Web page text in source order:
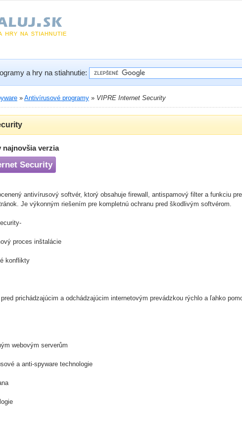
a hry na stiahnutie:
» Antivírusové programy » VIPRE Internet Security
najnovšia verzia
Security
antivírusový softvér, ktorý obsahuje firewall, antispamový filter a funkciu pre
Je výkonným riešením pre kompletnú ochranu pred škodlivým softvérom.
proces inštalácie
​​konflikty
prichádzajúcim a odchádzajúcim internetovým prevádzkou rýchlo a ľahko
webovým serverům
a anti-spyware technologie